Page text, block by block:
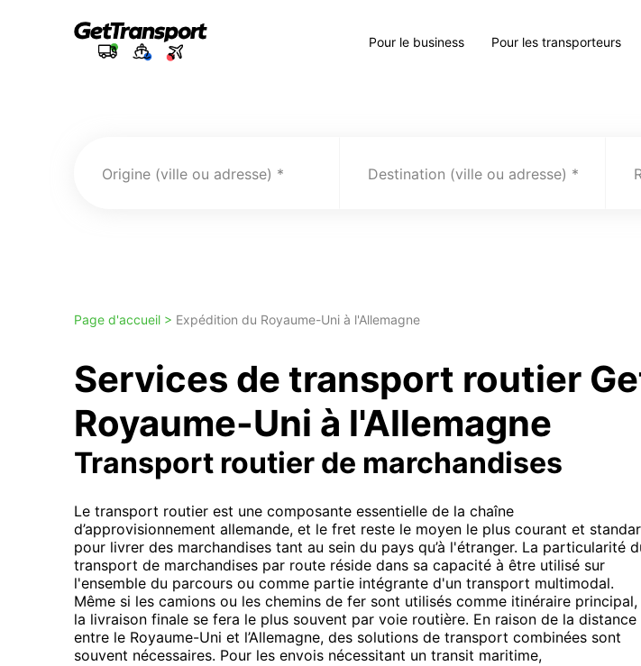
Pour le business Pour les transporteurs
Origine (ville ou adresse) Destination (ville ou adresse)
Page d'accueil > Expédition du Royaume-Uni à l'Allemagne
Services de transport routier
Royaume-Uni à l'Allemagne
Transport routier de marchandises
Le transport routier est une composante essentielle de la chaîne
d’approvisionnement allemande, et le fret reste le moyen le plus courant et
pour livrer des marchandises tant au sein du pays qu’à l'étranger. La particularité
transport de marchandises par route réside dans sa capacité à être utilisé sur
l'ensemble du parcours ou comme partie intégrante d'un transport multimodal.
Même si les camions ou les chemins de fer sont utilisés comme itinéraire principal,
la livraison finale se fera le plus souvent par voie routière. En raison de la distance
entre le Royaume-Uni et l’Allemagne, des solutions de transport combinées sont
souvent nécessaires. Pour les envois nécessitant un transit maritime,